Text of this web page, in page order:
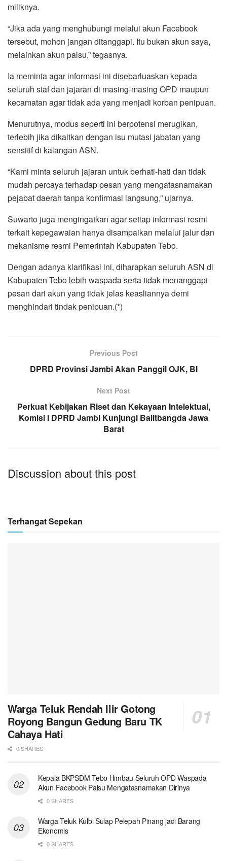
miliknya.
‎“Jika ada yang menghubungi melalui akun Facebook
tersebut, mohon jangan ditanggapi. Itu bukan akun saya,
melainkan akun palsu,” tegasnya.
‎Ia meminta agar informasi ini disebarluaskan kepada
seluruh staf dan jajaran di masing-masing OPD maupun
kecamatan agar tidak ada yang menjadi korban penipuan.
‎Menurutnya, modus seperti ini berpotensi merugikan,
terlebih jika dikaitkan dengan isu mutasi jabatan yang
sensitif di kalangan ASN.
‎‎“Kami minta seluruh jajaran untuk berhati-hati dan tidak
mudah percaya terhadap pesan yang mengatasnamakan
pejabat daerah tanpa konfirmasi langsung,” ujarnya.
‎Suwarto juga mengingatkan agar setiap informasi resmi
terkait kepegawaian hanya disampaikan melalui jalur dan
mekanisme resmi Pemerintah Kabupaten Tebo.‎
‎Dengan adanya klarifikasi ini, diharapkan seluruh ASN di
Kabupaten Tebo lebih waspada serta tidak menanggapi
pesan dari akun yang tidak jelas keasliannya demi
menghindari tindak penipuan.(*)
Previous Post
DPRD Provinsi Jambi Akan Panggil OJK, BI
Next Post
Perkuat Kebijakan Riset dan Kekayaan Intelektual,
Komisi I DPRD Jambi Kunjungi Balitbangda Jawa
Barat
Discussion about this post
Terhangat Sepekan
Warga Teluk Rendah Ilir Gotong
Royong Bangun Gedung Baru TK
Cahaya Hati ‎
0 SHARES
Kepala BKPSDM Tebo Himbau Seluruh OPD Waspada
Akun Facebook Palsu Mengatasnamakan Dirinya
0 SHARES
Warga Teluk Kulbi Sulap Pelepah Pinang jadi Barang
Ekonomis
0 SHARES